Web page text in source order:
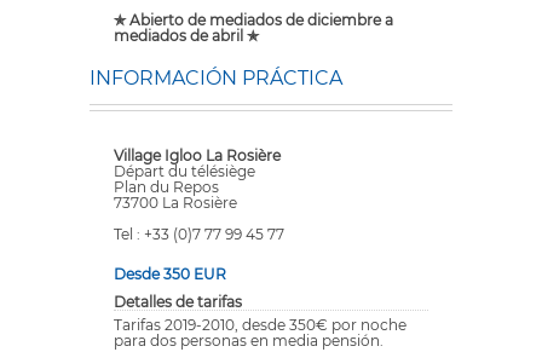
✯ Abierto de mediados de diciembre a
mediados de abril ✯
INFORMACIÓN PRÁCTICA
Village Igloo La Rosière
Départ du télésiège
Plan du Repos
73700 La Rosière
Tel : +33 (0)7 77 99 45 77
Desde 350 EUR
Detalles de tarifas
Tarifas 2019-2010, desde 350€ por noche
para dos personas en media pensión.